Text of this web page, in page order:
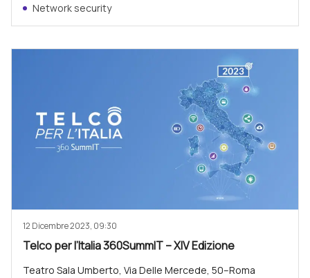
Network security
12 Dicembre 2023, 09:30
Telco per l’Italia 360SummIT – XIV Edizione
Teatro Sala Umberto, Via Delle Mercede, 50–Roma